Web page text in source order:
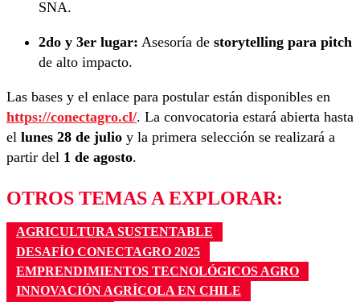
SNA.
2do y 3er lugar: Asesoría de storytelling para pitch
de alto impacto.
Las bases y el enlace para postular están disponibles en
https://conectagro.cl/. La convocatoria estará abierta hasta
el lunes 28 de julio y la primera selección se realizará a
partir del 1 de agosto.
OTROS TEMAS A EXPLORAR:
AGRICULTURA SUSTENTABLE
DESAFÍO CONECTAGRO 2025
EMPRENDIMIENTOS TECNOLÓGICOS AGRO
INNOVACIÓN AGRÍCOLA EN CHILE